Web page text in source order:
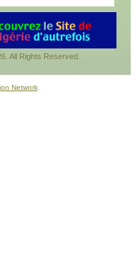
All Rights Reserved.
Network.